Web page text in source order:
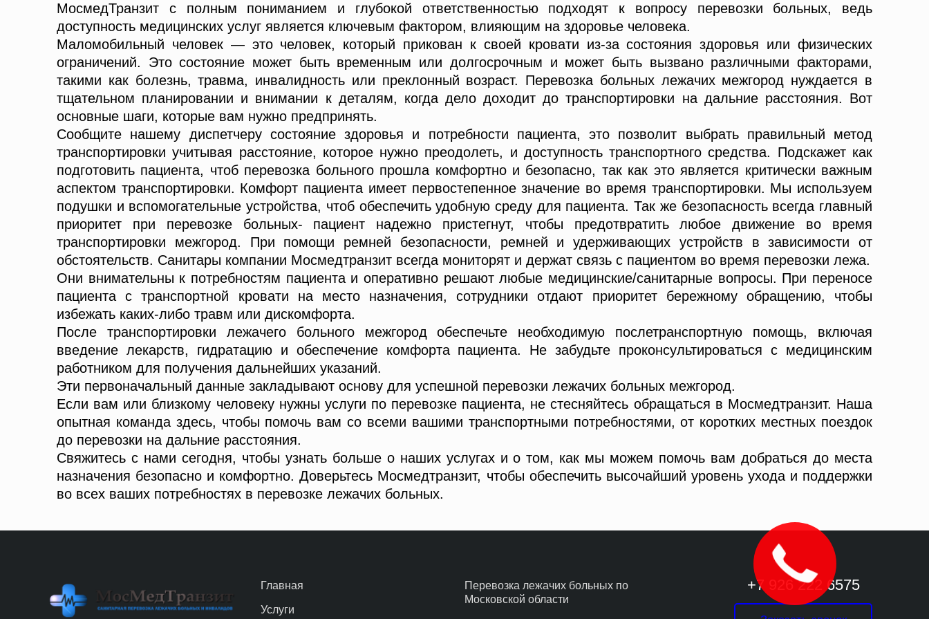
МосмедТранзит с полным пониманием и глубокой ответственностью подходят к вопросу перевозки больных, ведь
доступность медицинских услуг является ключевым фактором, влияющим на здоровье человека.
Маломобильный человек — это человек, который прикован к своей кровати из-за состояния здоровья или физических
ограничений. Это состояние может быть временным или долгосрочным и может быть вызвано различными факторами,
такими как болезнь, травма, инвалидность или преклонный возраст. Перевозка больных лежачих межгород нуждается в
тщательном планировании и внимании к деталям, когда дело доходит до транспортировки на дальние расстояния. Вот
основные шаги, которые вам нужно предпринять.
Сообщите нашему диспетчеру состояние здоровья и потребности пациента, это позволит выбрать правильный метод
транспортировки учитывая расстояние, которое нужно преодолеть, и доступность транспортного средства. Подскажет как
подготовить пациента, чтоб перевозка больного прошла комфортно и безопасно, так как это является критически важным
аспектом транспортировки. Комфорт пациента имеет первостепенное значение во время транспортировки. Мы используем
подушки и вспомогательные устройства, чтоб обеспечить удобную среду для пациента. Так же безопасность всегда главный
приоритет при перевозке больных- пациент надежно пристегнут, чтобы предотвратить любое движение во время
транспортировки межгород. При помощи ремней безопасности, ремней и удерживающих устройств в зависимости от
обстоятельств. Санитары компании Мосмедтранзит всегда мониторят и держат связь с пациентом во время перевозки лежа.
Они внимательны к потребностям пациента и оперативно решают любые медицинские/санитарные вопросы. При переносе
пациента с транспортной кровати на место назначения, сотрудники отдают приоритет бережному обращению, чтобы
избежать каких-либо травм или дискомфорта.
После транспортировки лежачего больного межгород обеспечьте необходимую послетранспортную помощь, включая
введение лекарств, гидратацию и обеспечение комфорта пациента. Не забудьте проконсультироваться с медицинским
работником для получения дальнейших указаний.
Эти первоначальный данные закладывают основу для успешной перевозки лежачих больных межгород.
Если вам или близкому человеку нужны услуги по перевозке пациента, не стесняйтесь обращаться в Мосмедтранзит. Наша
опытная команда здесь, чтобы помочь вам со всеми вашими транспортными потребностями, от коротких местных поездок
до перевозки на дальние расстояния.
Свяжитесь с нами сегодня, чтобы узнать больше о наших услугах и о том, как мы можем помочь вам добраться до места
назначения безопасно и комфортно. Доверьтесь Мосмедтранзит, чтобы обеспечить высочайший уровень ухода и поддержки
во всех ваших потребностях в перевозке лежачих больных.
Главная
Услуги
Перевозка лежачих больных по
Московской области
+7 926 222 6575